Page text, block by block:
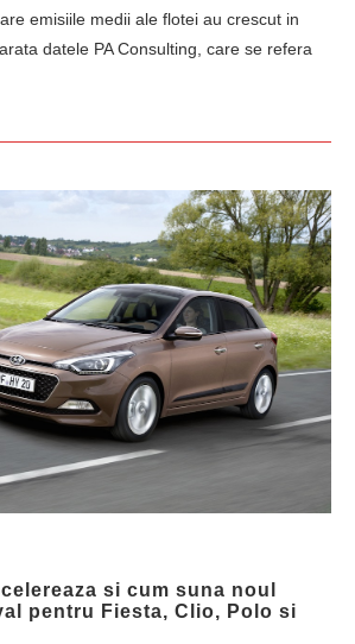
emisiile medii ale flotei au crescut in
datele PA Consulting, care se refera
si cum suna noul
pentru Fiesta, Clio, Polo si